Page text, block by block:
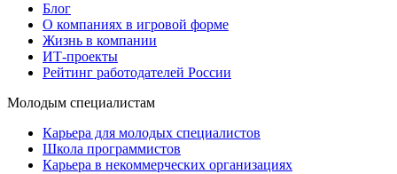
Блог
О компаниях в игровой форме
Жизнь в компании
ИТ-проекты
Рейтинг работодателей России
Молодым специалистам
Карьера для молодых специалистов
Школа программистов
Карьера в некоммерческих организациях